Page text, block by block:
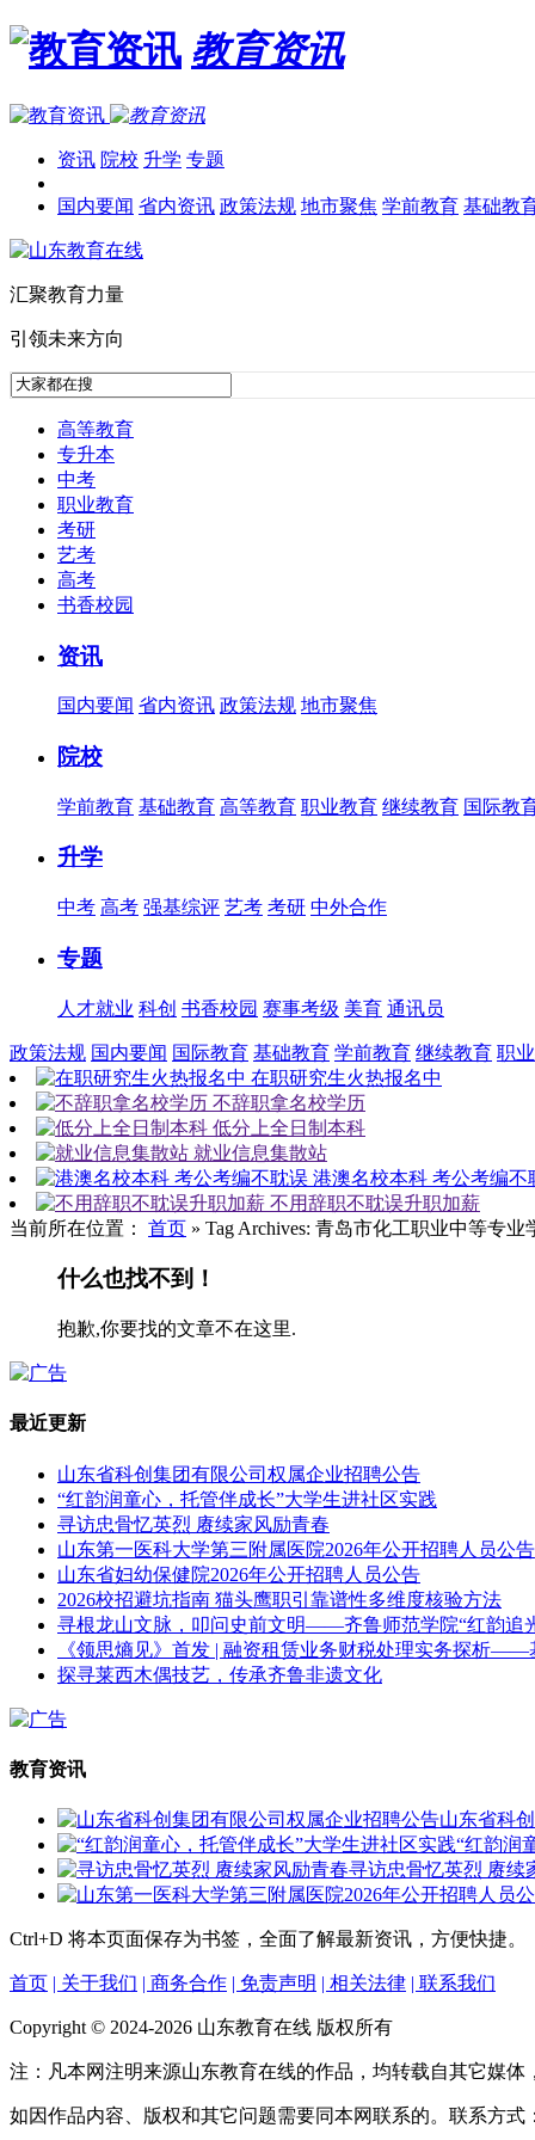
教育资讯
资讯 院校 升学 专题
国内要闻 省内资讯 政策法规 地市聚焦 学前教育 基础教
汇聚教育力量
引领未来方向
高等教育
专升本
中考
职业教育
考研
艺考
高考
书香校园
资讯
国内要闻 省内资讯 政策法规 地市聚焦
院校
学前教育 基础教育 高等教育 职业教育 继续教育 国际教
升学
中考 高考 强基综评 艺考 考研 中外合作
专题
人才就业 科创 书香校园 赛事考级 美育 通讯员
政策法规 国内要闻 国际教育 基础教育 学前教育 继续教育 职
在职研究生火热报名中
不辞职拿名校学历
低分上全日制本科
就业信息集散站
港澳名校本科 考公考编不
不用辞职不耽误升职加薪
当前所在位置： 首页 » Tag Archives: 青岛市化工职业中等专业
什么也找不到！
抱歉,你要找的文章不在这里.
最近更新
山东省科创集团有限公司权属企业招聘公告
“红韵润童心，托管伴成长”大学生进社区实践
寻访忠骨忆英烈 赓续家风励青春
山东第一医科大学第三附属医院2026年公开招聘人员公告
山东省妇幼保健院2026年公开招聘人员公告
2026校招避坑指南 猫头鹰职引靠谱性多维度核验方法
寻根龙山文脉，叩问史前文明——齐鲁师范学院“红韵追
《领思熵见》首发 | 融资租赁业务财税处理实务探析
探寻莱西木偶技艺，传承齐鲁非遗文化
教育资讯
山东省科
“红韵润
寻访忠骨忆英烈 赓续
Ctrl+D 将本页面保存为书签，全面了解最新资讯，方便快捷。
首页 | 关于我们 | 商务合作 | 免责声明 | 相关法律 | 联系我们
Copyright © 2024-2026 山东教育在线 版权所有
注：凡本网注明来源山东教育在线的作品，均转载自其它媒体
如因作品内容、版权和其它问题需要同本网联系的。联系方式：